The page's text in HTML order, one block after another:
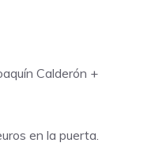
Calderón +
en la puerta.